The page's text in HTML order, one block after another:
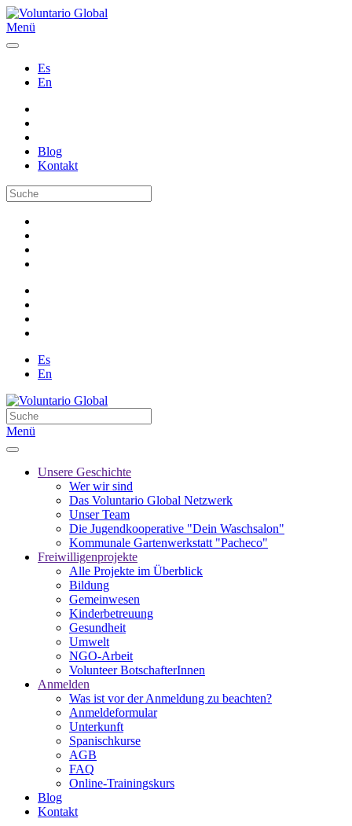
Menü
Es
En
Blog
Kontakt
Es
En
Menü
Unsere Geschichte
Wer wir sind
Das Voluntario Global Netzwerk
Unser Team
Die Jugendkooperative "Dein Waschsalon"
Kommunale Gartenwerkstatt "Pacheco"
Freiwilligenprojekte
Alle Projekte im Überblick
Bildung
Gemeinwesen
Kinderbetreuung
Gesundheit
Umwelt
NGO-Arbeit
Volunteer BotschafterInnen
Anmelden
Was ist vor der Anmeldung zu beachten?
Anmeldeformular
Unterkunft
Spanischkurse
AGB
FAQ
Online-Trainingskurs
Blog
Kontakt